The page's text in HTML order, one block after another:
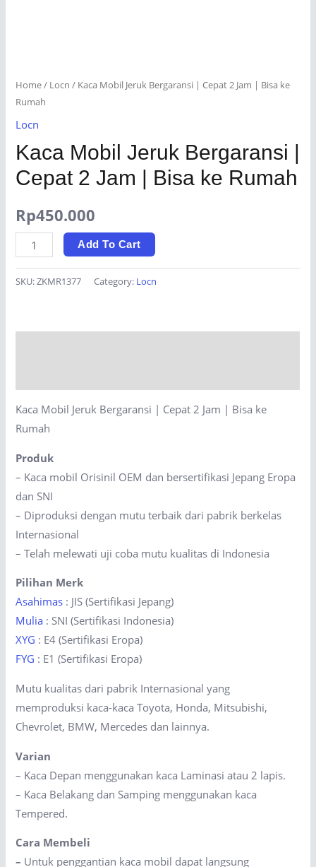
Home/ Locn / Kaca Mobil Jeruk Bergaransi | Cepat 2 Jam | Bisa ke
Rumah
Locn
Kaca Mobil Jeruk Bergaransi |
Cepat 2 Jam | Bisa ke Rumah
Rp450.000
Kaca
Mobil
Jeruk
|
Bisa
ke
Rumah
quantity
Add To Cart
SKU:ZKMR1377 Category: Locn
Kaca Mobil Jeruk Bergaransi | Cepat 2 Jam | Bisa ke
Rumah
Produk
– Kaca mobil Orisinil OEM dan bersertifikasi Jepang Eropa
dan SNI
– Diproduksi dengan mutu terbaik dari pabrik berkelas
Internasional
– Telah melewati uji coba mutu kualitas di Indonesia
Pilihan Merk
Asahimas : JIS (Sertifikasi Jepang)
Mulia : SNI (Sertifikasi Indonesia)
XYG : E4 (Sertifikasi Eropa)
FYG : E1 (Sertifikasi Eropa)
Mutu kualitas dari pabrik Internasional yang
memproduksi kaca-kaca Toyota, Honda, Mitsubishi,
Chevrolet, BMW, Mercedes dan lainnya.
Varian
– Kaca Depan menggunakan kaca Laminasi atau 2 lapis.
– Kaca Belakang dan Samping menggunakan kaca
Tempered.
Cara Membeli
– Untuk penggantian kaca mobil dapat langsung